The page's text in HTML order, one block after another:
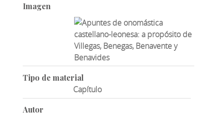
Imagen
Tipo de material
Capítulo
Autor